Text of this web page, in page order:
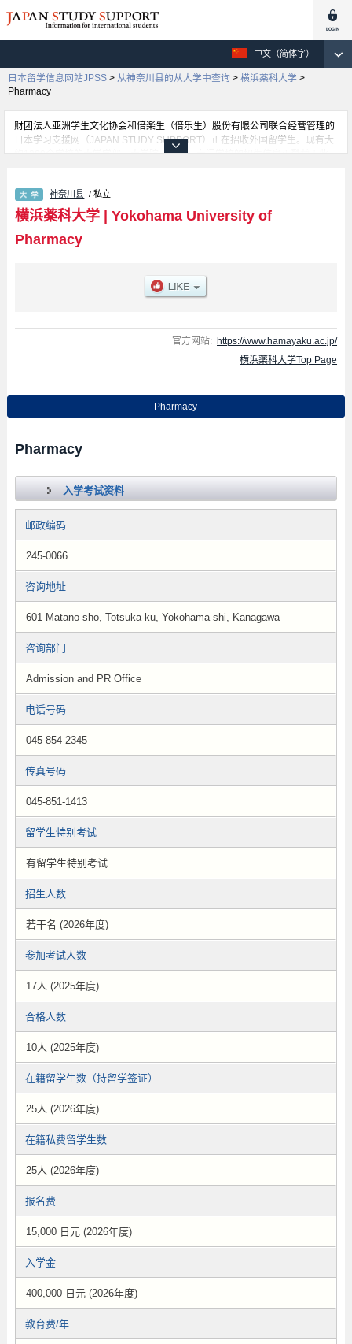
中文（简体字）
日本留学信息网站JPSS > 从神奈川县的从大学中查询 > 横浜薬科大学 >
Pharmacy
财团法人亚洲学生文化协会和倍楽生（倍乐生）股份有限公司联合经营管理的
日本学习支援网（JAPAN STUDY SUPPORT）正在招收外国留学生。现有大
约1300个学校的大学学部、大学院、短大、专门学校的招生信息正登载于此
同信息。招收名额、合格人数等考试信息，以及设施介绍、联系方式等外国留
学生必要的信息都登载于此，请务必查阅和利用此网。
神奈川县 / 私立
横浜薬科大学| Yokohama University of
Pharmacy
官方网站: https://www.hamayaku.ac.jp/
横浜薬科大学Top Page
Pharmacy
Pharmacy
入学考试资料
邮政编码
245-0066
咨询地址
601 Matano-sho, Totsuka-ku, Yokohama-shi, Kanagawa
咨询部门
Admission and PR Office
电话号码
045-854-2345
传真号码
045-851-1413
留学生特别考试
有留学生特别考试
招生人数
若干名 (2026年度)
参加考试人数
17人 (2025年度)
合格人数
10人 (2025年度)
在籍留学生数（持留学签证）
25人 (2026年度)
在籍私费留学生数
25人 (2026年度)
报名费
15,000 日元 (2026年度)
入学金
400,000 日元 (2026年度)
教育费/年